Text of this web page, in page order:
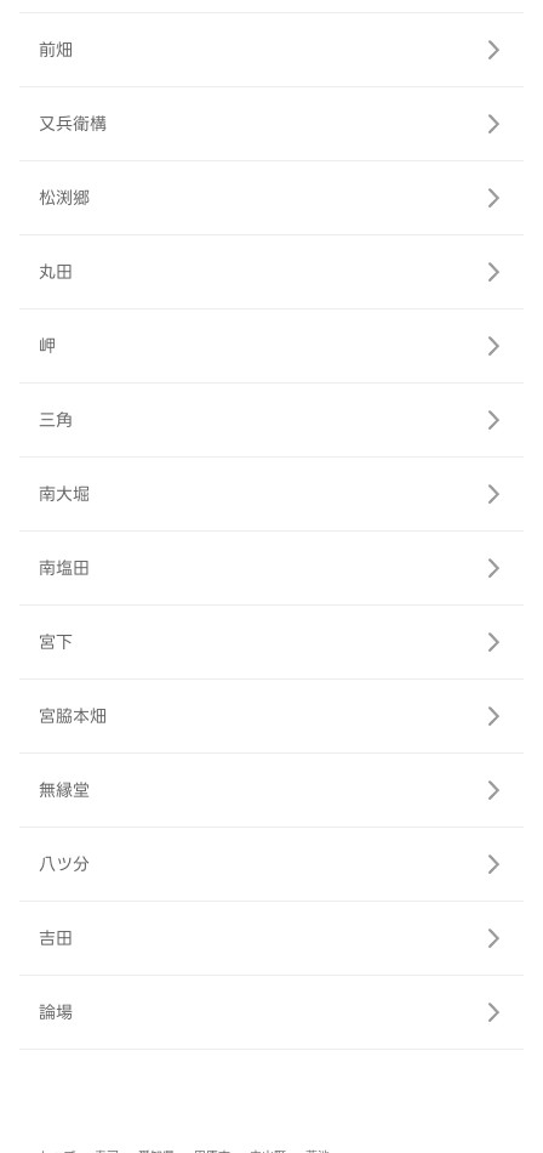
前畑
又兵衛構
松渕郷
丸田
岬
三角
南大堀
南塩田
宮下
宮脇本畑
無縁堂
八ツ分
吉田
論場